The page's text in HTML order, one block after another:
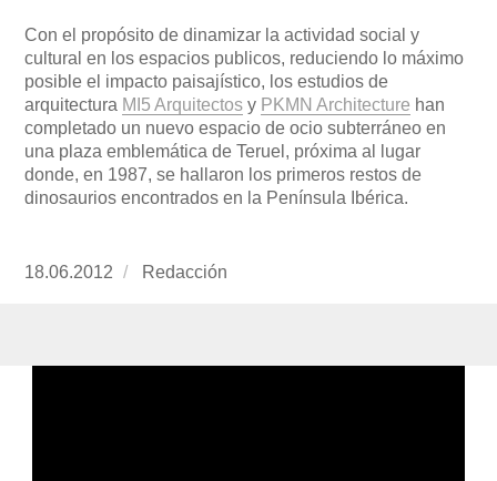
Con el propósito de dinamizar la actividad social y
cultural en los espacios publicos, reduciendo lo máximo
posible el impacto paisajístico, los estudios de
arquitectura MI5 Arquitectos y PKMN Architecture han
completado un nuevo espacio de ocio subterráneo en
una plaza emblemática de Teruel, próxima al lugar
donde, en 1987, se hallaron los primeros restos de
dinosaurios encontrados en la Península Ibérica.
Publicado
18.06.2012 https://www.experimenta.es/author/redaccion/
Redacción